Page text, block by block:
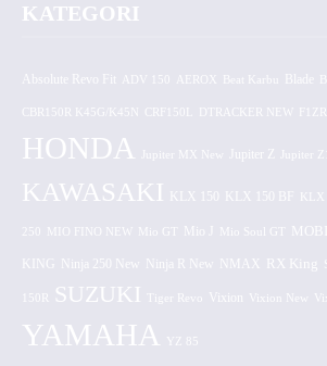
KATEGORI
Absolute Revo Fit ADV 150 AEROX
CBR150R K45G/K45N CRF150L DTRACKER NEW
HONDA Jupiter MX New Jupiter Z
KAWASAKI KLX 150 KLX 150 BF
250 MIO FINO NEW Mio GT Mio J Mio Soul GT
KING Ninja 250 New Ninja R New NMAX RX King
150R SUZUKI Tiger Revo Vixion Vixion New
YAMAHA YZ 85